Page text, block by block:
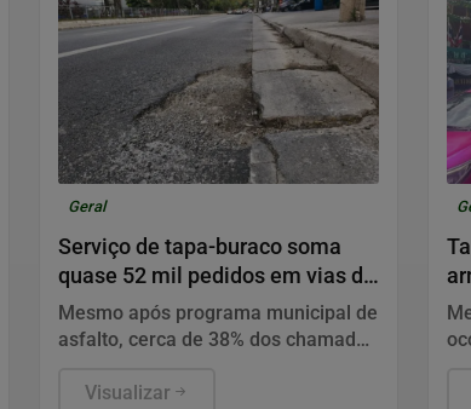
Geral
Serviço de tapa-buraco soma
quase 52 mil pedidos em vias de
SP, até nas recapeadas
Mesmo após programa municipal de
asfalto, cerca de 38% dos chamados
continuam sem atendimento na
Visualizar